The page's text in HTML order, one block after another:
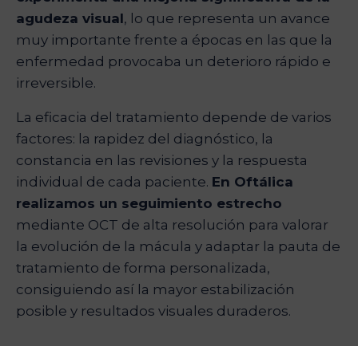
agudeza visual, lo que representa un avance
muy importante frente a épocas en las que la
enfermedad provocaba un deterioro rápido e
irreversible.
La eficacia del tratamiento depende de varios
factores: la rapidez del diagnóstico, la
constancia en las revisiones y la respuesta
individual de cada paciente. En Oftálica
realizamos un seguimiento estrecho
mediante OCT de alta resolución para valorar
la evolución de la mácula y adaptar la pauta de
tratamiento de forma personalizada,
consiguiendo así la mayor estabilización
posible y resultados visuales duraderos.